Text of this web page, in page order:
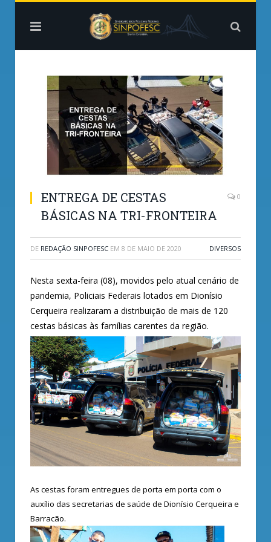
ENTREGA DE CESTAS
BÁSICAS NA TRI-FRONTEIRA
0
DE REDAÇÃO SINPOFESC EM 8 DE MAIO DE 2020 DIVERSOS
Nesta sexta-feira (08), movidos pelo atual cenário de
pandemia, Policiais Federais lotados em Dionísio
Cerqueira realizaram a distribuição de mais de 120
cestas básicas às famílias carentes da região.
As cestas foram entregues de porta em porta com o
auxílio das secretarias de saúde de Dionísio Cerqueira e
Barracão.